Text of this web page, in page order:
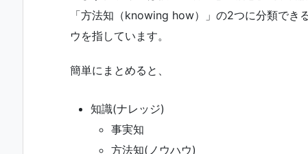
「方法知（knowing how）」の2つに分類でき
ウを指しています。
簡単にまとめると、
知識(ナレッジ)
事実知
方法知(ノウハウ)